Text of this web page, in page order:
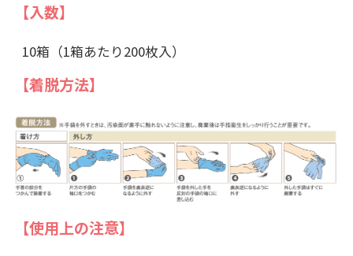
【入数】
10箱（1箱あたり200枚入）
【着脱方法】
【使用上の注意】